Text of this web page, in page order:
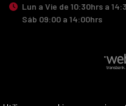
Lun a Vie de 10:30hrs a
Sáb 09:00 a 14:00hrs